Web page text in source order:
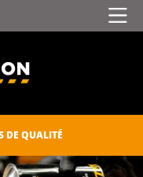
DE QUALITÉ